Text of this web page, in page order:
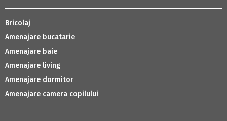
Bricolaj
Amenajare bucatarie
Amenajare baie
Amenajare living
Amenajare dormitor
Amenajare camera copilului